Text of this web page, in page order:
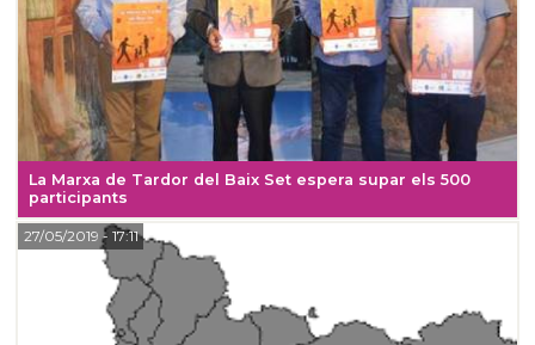
La Marxa de Tardor del Baix Set espera supar els 500
participants
27/05/2019 - 17:11